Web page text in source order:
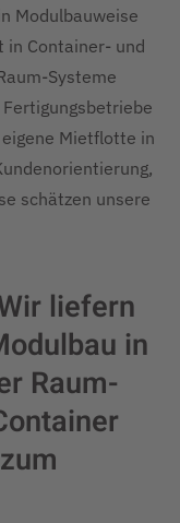
Modulbauweise
in Container- und
Systeme
Mietflotte in
schätzen unsere
liefern
in
Raum-